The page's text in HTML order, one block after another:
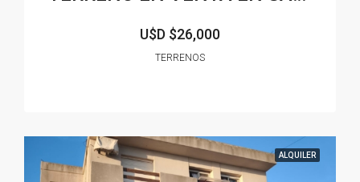
U$D $26,000
TERRENOS
ALQUILER